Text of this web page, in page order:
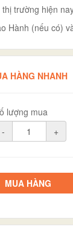
trường hiện
Hành (nếu có)
HÀNG NHANH
lượng mua
-
+
MUA HÀNG